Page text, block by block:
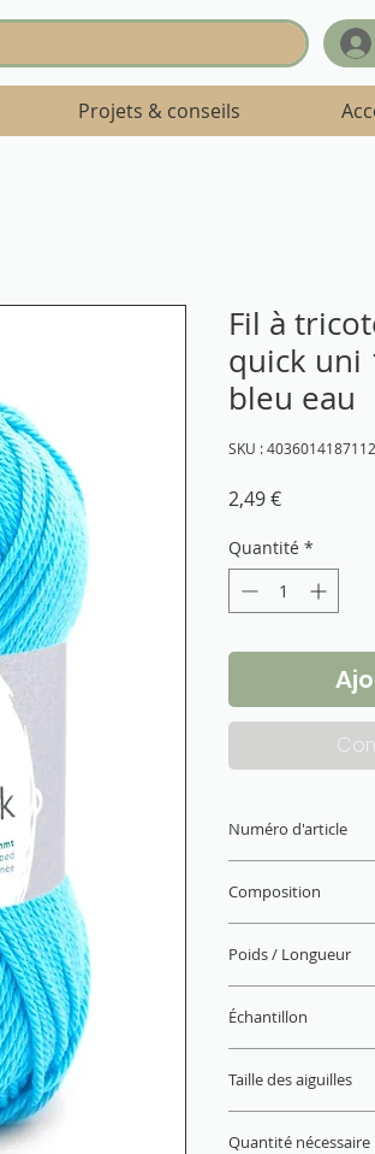
Projets & conseils
Fil à
quick uni
bleu eau
SKU : 4036014187112
2,49 €Prix
Quantité *
Numéro d'article
Composition
Poids / Longueur
Échantillon
Taille des aiguilles
Quantité nécessaire